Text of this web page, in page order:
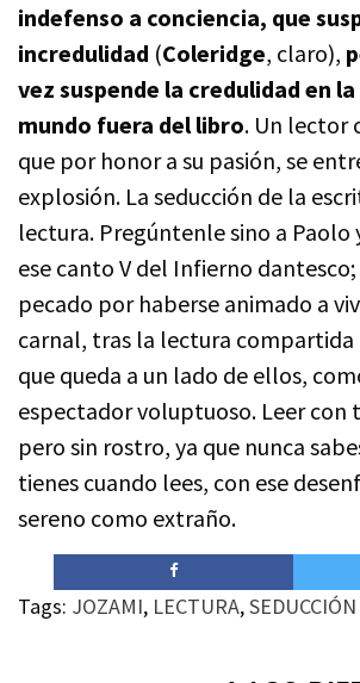
indefenso a conciencia, que
incredulidad (Coleridge, claro),
vez suspende la credulidad en
mundo fuera del libro. Un lector
que por honor a su pasión, se
explosión. La seducción de la
lectura. Pregúntenle sino a Paolo
ese canto V del Infierno
pecado por haberse animado a
carnal, tras la lectura compartida
que queda a un lado de ellos,
espectador voluptuoso. Leer con
pero sin rostro, ya que nunca
tienes cuando lees, con ese
sereno como extraño.
Tags: JOZAMI, LECTURA,SEDUCCIÓN